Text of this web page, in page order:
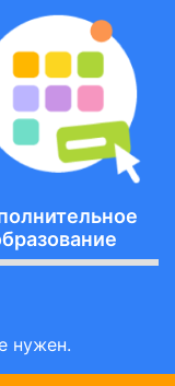
нужен.